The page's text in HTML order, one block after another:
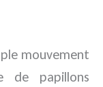
mouvement
de papillons